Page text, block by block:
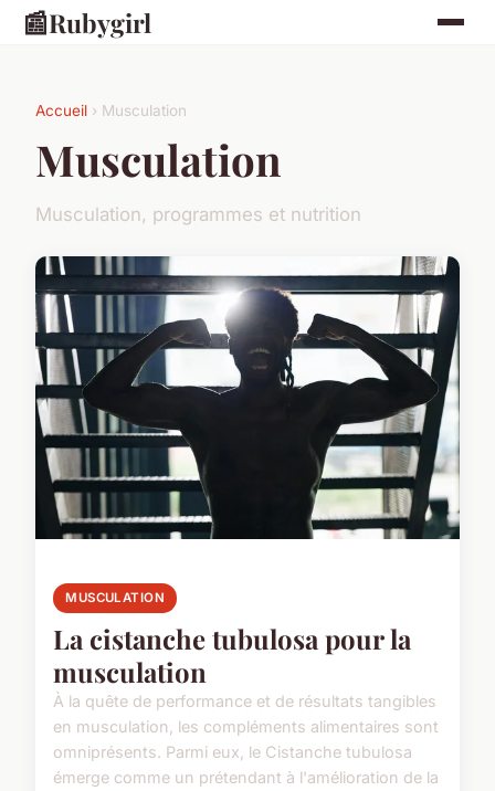
📰Rubygirl
Accueil › Musculation
Musculation
Musculation, programmes et nutrition
MUSCULATION
La cistanche tubulosa pour la
musculation
À la quête de performance et de résultats tangibles
en musculation, les compléments alimentaires sont
omniprésents. Parmi eux, le Cistanche tubulosa
émerge comme un prétendant à l'amélioration de la